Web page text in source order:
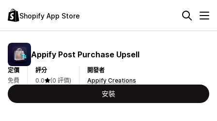
Shopify App Store
Appify Post Purchase Upsell
定價
免費
評分
0.0
(0 評價)
開發者
Appify Creations
安裝